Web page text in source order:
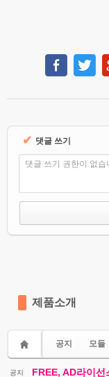
✔ 댓글 쓰기
댓글 쓰기 권한이 없
제품소개
공지 모듈
공지 FREE, AD라이